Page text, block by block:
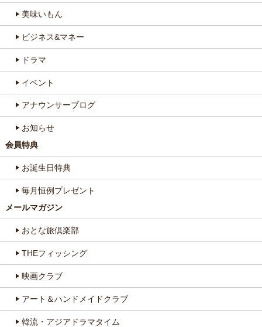
美味いもん
ビジネス&マネー
ドラマ
イベント
アナウンサーブログ
お知らせ
会員特典
お誕生日特典
毎月恒例プレゼント
メールマガジン
おとな旅倶楽部
THEフィッシング
映画クラブ
アート＆ハンドメイドクラブ
韓流・アジアドラマタイム